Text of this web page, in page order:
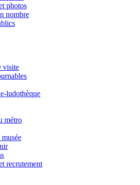
photos
nombre
visite
ludothèque
métro
recrutement